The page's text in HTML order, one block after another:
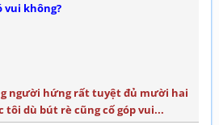
vui không?
người hứng rất tuyệt đủ mười hai
tôi dù bút rè cũng cố góp vui...